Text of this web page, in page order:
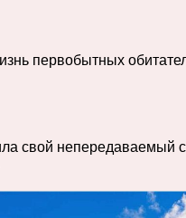
первобытных
свой непередаваемый